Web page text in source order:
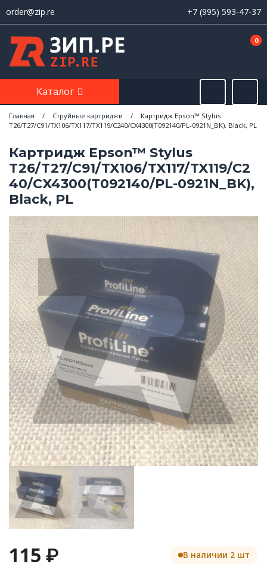
order@zip.re +7 (995) 593-47-37
0
Каталог
Главная / Струйные картриджи /
Картридж Epson™ Stylus
T26/T27/C91/TX106/TX117/TX119/C240/CX4300(T092140/PL-0921N_BK), Black, PL
Картридж Epson™ Stylus
T26/T27/C91/TX106/TX117/TX119/C2
40/CX4300(T092140/PL-0921N_BK),
Black, PL
115 ₽ В наличии 2 шт